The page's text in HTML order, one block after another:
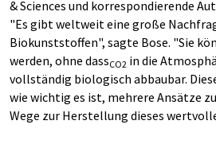
& Sciences und korrespondierende
"Es gibt weltweit eine große
Biokunststoffen", sagte Bose. "Sie
werden, ohne dassCO2 in die
vollständig biologisch abbaubar.
wie wichtig es ist, mehrere Ansätze
Wege zur Herstellung dieses